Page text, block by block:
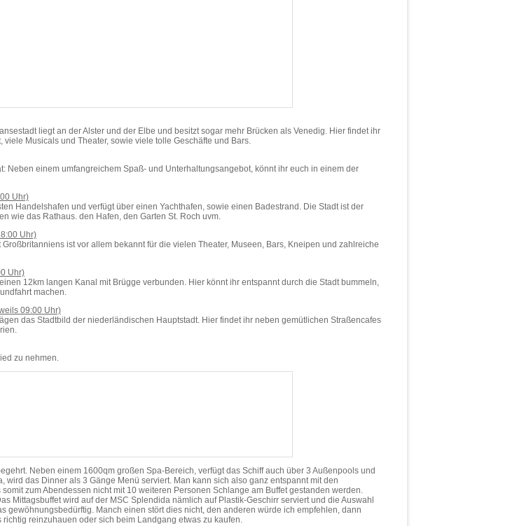
liegt an der Alster und der Elbe und besitzt sogar mehr Brücken als Venedig. Hier findet ihr
Musicals und Theater, sowie viele tolle Geschäfte und Bars.
Neben einem umfangreichem Spaß- und Unterhaltungsangebot, könnt ihr euch in einem der
Uhr)
Handelshafen und verfügt über einen Yachthafen, sowie einen Badestrand. Die Stadt ist der
wie das Rathaus. den Hafen, den Garten St. Roch uvm.
Uhr)
ist vor allem bekannt für die vielen Theater, Museen, Bars, Kneipen und zahlreiche
Uhr)
12km langen Kanal mit Brügge verbunden. Hier könnt ihr entspannt durch die Stadt bummeln,
machen.
09:00 Uhr)
das Stadtbild der niederländischen Hauptstadt. Hier findet ihr neben gemütlichen Straßencafes
zu nehmen.
Neben einem 1600qm großen Spa-Bereich, verfügt das Schiff auch über 3 Außenpools und
das Dinner als 3 Gänge Menü serviert. Man kann sich also ganz entspannt mit den
zum Abendessen nicht mit 10 weiteren Personen Schlange am Buffet gestanden werden.
Mittagsbuffet wird auf der MSC Splendida nämlich auf Plastik-Geschirr serviert und die Auswahl
gewöhnungsbedürftig. Manch einen stört dies nicht, den anderen würde ich empfehlen, dann
reinzuhauen oder sich beim Landgang etwas zu kaufen.